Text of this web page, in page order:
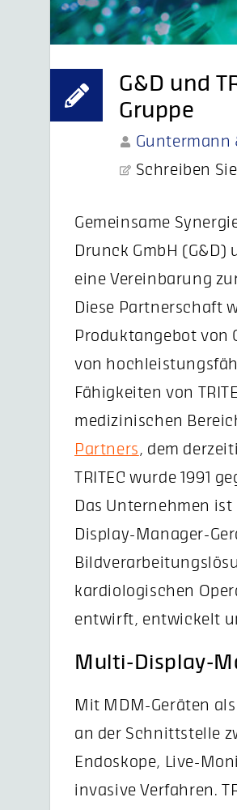
G&D und
Gruppe
Guntermann
Schreiben
Gemeinsame
Drunck GmbH (G&D)
eine Vereinbarung
Diese Partnerschaft
Produktangebot von
von
Fähigkeiten von
medizinischen
Partners , dem
TRITEC wurde
Das Unternehmen
Display-Manager-
kardiologischen
entwirft, entwickelt
Multi-Display-
Mit MDM-Geräten
an der Schnittstelle
Endoskope, Live-
invasive Verfahren.